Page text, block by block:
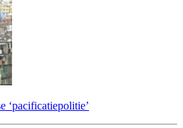
‘pacificatiepolitie’